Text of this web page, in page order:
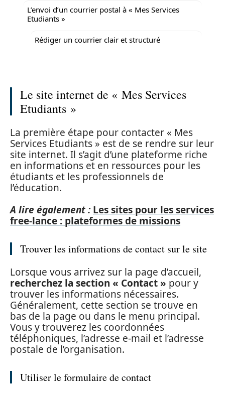
L’envoi d’un courrier postal à « Mes Services
Etudiants »
Rédiger un courrier clair et structuré
Le site internet de « Mes Services
Etudiants »
La première étape pour contacter « Mes
Services Etudiants » est de se rendre sur leur
site internet. Il s’agit d’une plateforme riche
en informations et en ressources pour les
étudiants et les professionnels de
l’éducation.
A lire également : Les sites pour les services
free-lance : plateformes de missions
Trouver les informations de contact sur le site
Lorsque vous arrivez sur la page d’accueil,
recherchez la section « Contact » pour y
trouver les informations nécessaires.
Généralement, cette section se trouve en
bas de la page ou dans le menu principal.
Vous y trouverez les coordonnées
téléphoniques, l’adresse e-mail et l’adresse
postale de l’organisation.
Utiliser le formulaire de contact